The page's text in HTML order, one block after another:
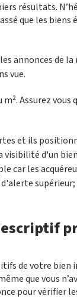
résultats.
que les
annonces de la
vue.
Assurez vous
et ils
d'un
car les
supérieur;
de votre
que vous
pour vérifier